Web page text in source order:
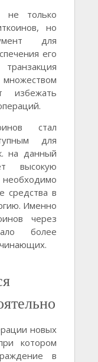
не только
но
для
его
избежать
стал
для
на данный
высокую
средства в
Именно
через
более
новых
котором
в